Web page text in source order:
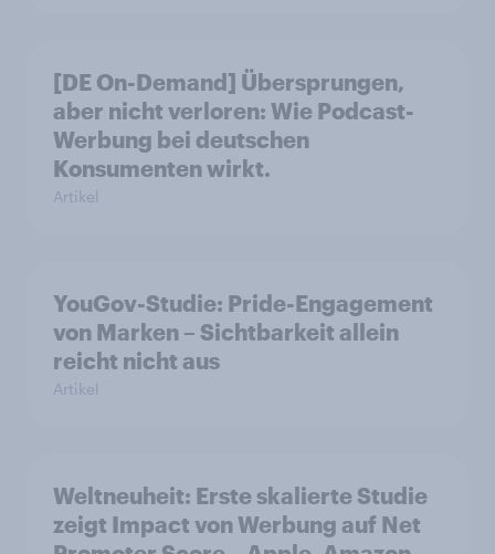
[DE On-Demand] Übersprungen,
aber nicht verloren: Wie Podcast-
Werbung bei deutschen
Konsumenten wirkt.
Artikel
YouGov-Studie: Pride-Engagement
von Marken – Sichtbarkeit allein
reicht nicht aus
Artikel
Weltneuheit: Erste skalierte Studie
zeigt Impact von Werbung auf Net